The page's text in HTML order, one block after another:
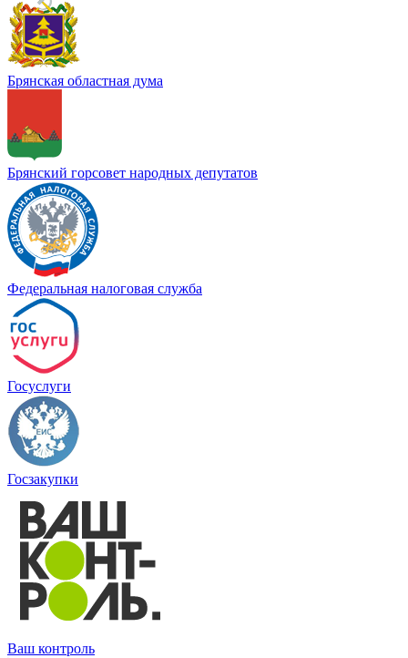
Брянская областная дума
Брянский горсовет народных депутатов
Федеральная налоговая служба
Госуслуги
Госзакупки
Ваш контроль